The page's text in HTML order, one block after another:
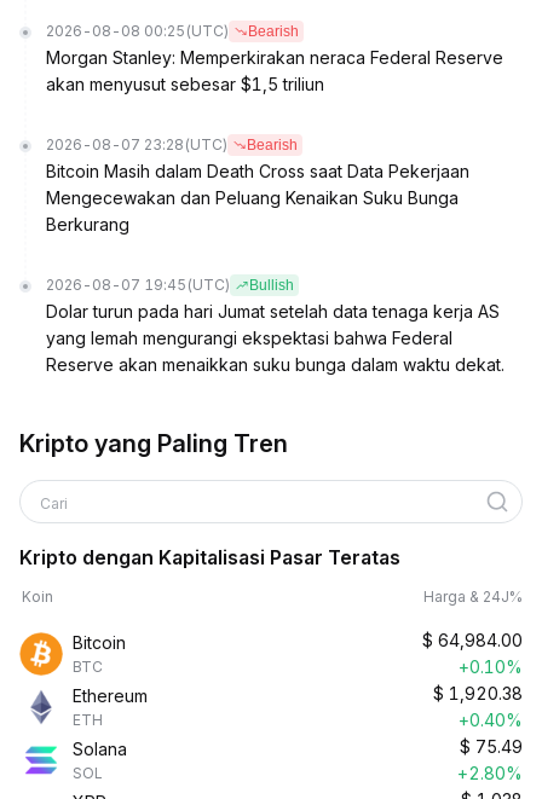
2026-08-08 00:25 (UTC) Bearish
Morgan Stanley: Memperkirakan neraca Federal Reserve
akan menyusut sebesar $1,5 triliun
2026-08-07 23:28 (UTC) Bearish
Bitcoin Masih dalam Death Cross saat Data Pekerjaan
Mengecewakan dan Peluang Kenaikan Suku Bunga
Berkurang
2026-08-07 19:45 (UTC) Bullish
Dolar turun pada hari Jumat setelah data tenaga kerja AS
yang lemah mengurangi ekspektasi bahwa Federal
Reserve akan menaikkan suku bunga dalam waktu dekat.
Kripto yang Paling Tren
Cari
Kripto dengan Kapitalisasi Pasar Teratas
Koin Harga & 24J%
Bitcoin
BTC
$ 64,984.00
+0.10%
Ethereum
ETH
$ 1,920.38
+0.40%
Solana
SOL
$ 75.49
+2.80%